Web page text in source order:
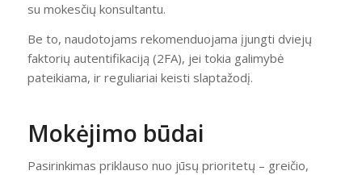
su mokesčių konsultantu.
Be to, naudotojams rekomenduojama įjungti dviejų
faktorių autentifikaciją (2FA), jei tokia galimybė
pateikiama, ir reguliariai keisti slaptažodį.
Mokėjimo būdai
Pasirinkimas priklauso nuo jūsų prioritetų – greičio,